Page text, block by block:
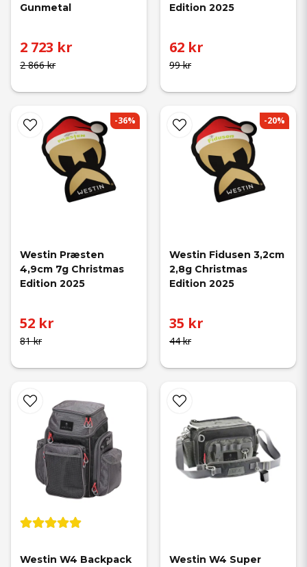
Gunmetal
2 866 kr
2 723 kr
Edition 2025
99 kr
62 kr
Westin Præsten
4,9cm 7g Christmas
Edition 2025
81 kr
52 kr
-36%
Westin Fidusen 3,2cm
2,8g Christmas
Edition 2025
44 kr
35 kr
-20%
Westin W4 Backpack
Westin W4 Super